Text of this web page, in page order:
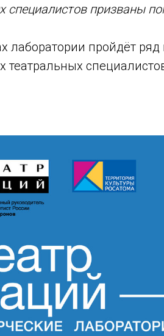
специалистов призваны
лаборатории пройдёт
театральных